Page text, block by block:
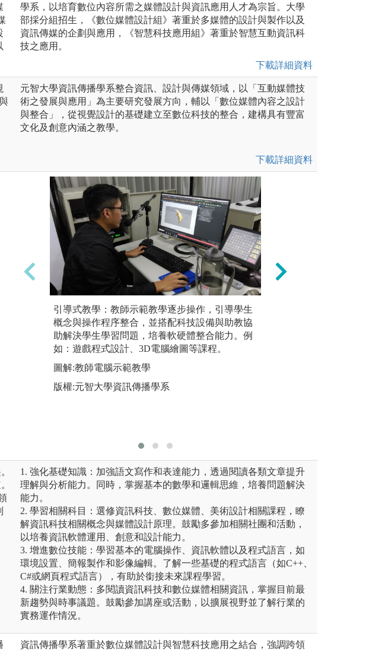
學系，以培育數位內容所需之媒體設計與資訊應用人才為宗旨。大學
部採分組招生，《數位媒體設計組》著重於多媒體的設計與製作以及
資訊傳媒的企劃與應用，《智慧科技應用組》著重於智慧互動資訊科
技之應用。
下載詳細資料
元智大學資訊傳播學系整合資訊、設計與傳媒領域，以「互動媒體技
術之發展與應用」為主要研究發展方向，輔以「數位媒體內容之設計
與整合」，從視覺設計的基礎建立至數位科技的整合，建構具有豐富
文化及創意內涵之教學。
下載詳細資料
自主學習：繪製軟體為數眾多，學習過程除了老
師教學引導，亦仰賴學生自主尋找資源。注重個
人的自主探索能力。
圖解:自主學習
版權:銘傳雲端相簿/李偉哲攝
引導式教學：教師示範教學逐步操作，引導學生
概念與操作程序整合，並搭配科技設備與助教協
助解決學生學習問題，培養軟硬體整合能力。例
如：遊戲程式設計、3D電腦繪圖等課程。
圖解:教師電腦示範教學
版權:元智大學資訊傳播學系
1. 強化基礎知識：加強語文寫作和表達能力，透過閱讀各類文章提升
理解與分析能力。同時，掌握基本的數學和邏輯思維，培養問題解決
能力。
2. 學習相關科目：選修資訊科技、數位媒體、美術設計相關課程，瞭
解資訊科技相關概念與媒體設計原理。鼓勵多參加相關社團和活動，
以培養資訊軟體運用、創意和設計能力。
3. 增進數位技能：學習基本的電腦操作、資訊軟體以及程式語言，如
環境設置、簡報製作和影像編輯。了解一些基礎的程式語言（如C++、
C#或網頁程式語言），有助於銜接未來課程學習。
4. 關注行業動態：多閱讀資訊科技和數位媒體相關資訊，掌握目前最
新趨勢與時事議題。鼓勵參加講座或活動，以擴展視野並了解行業的
實務運作情況。
資訊傳播學系著重於數位媒體設計與智慧科技應用之結合，強調跨領